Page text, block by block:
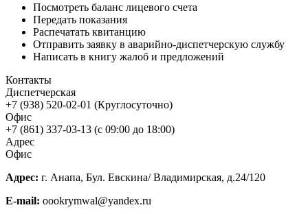
Посмотреть баланс лицевого счета
Передать показания
Распечатать квитанцию
Отправить заявку в аварийно-диспетчерскую службу
Написать в книгу жалоб и предложений
Контакты
Диспетчерская
+7 (938) 520-02-01 (Круглосуточно)
Офис
+7 (861) 337-03-13 (с 09:00 до 18:00)
Адрес
Офис
Адрес: г. Анапа, Бул. Евскина/ Владимирская, д.24/120
E-mail: oookrymwal@yandex.ru